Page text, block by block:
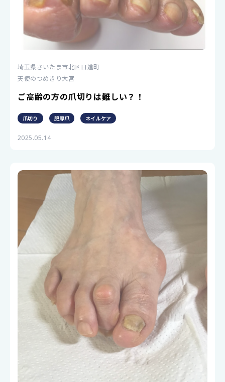
埼玉県さいたま市北区日進町
天使のつめきり大宮
ご高齢の方の爪切りは難しい？！
爪切り 肥厚爪 ネイルケア
2025.05.14